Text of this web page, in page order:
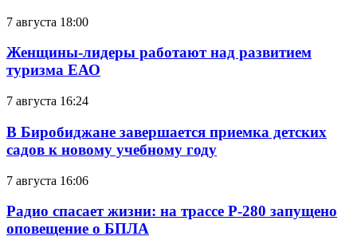
7 августа 18:00
Женщины-лидеры работают над развитием
туризма ЕАО
7 августа 16:24
В Биробиджане завершается приемка детских
садов к новому учебному году
7 августа 16:06
Радио спасает жизни: на трассе Р-280 запущено
оповещение о БПЛА